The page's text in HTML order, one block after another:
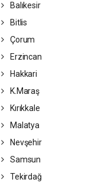
Balıkesir
Bitlis
Çorum
Erzincan
Hakkari
K.Maraş
Kırıkkale
Malatya
Nevşehir
Samsun
Tekirdağ